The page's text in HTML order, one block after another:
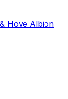
Hove Albion